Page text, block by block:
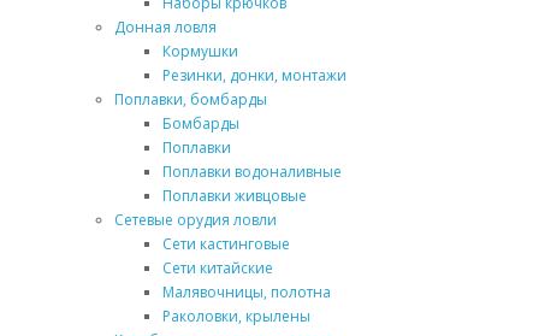
Донная ловля
Кормушки
Резинки, донки, монтажи
Поплавки, бомбарды
Бомбарды
Поплавки
Поплавки водоналивные
Поплавки живцовые
Сетевые орудия ловли
Сети кастинговые
Сети китайские
Малявочницы, полотна
Раколовки, крылены